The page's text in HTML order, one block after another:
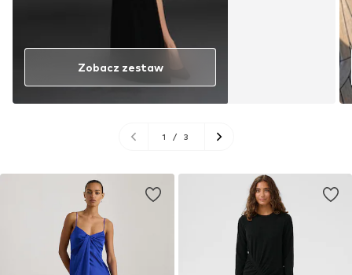
Zobacz zestaw
1 / 3